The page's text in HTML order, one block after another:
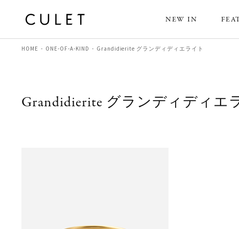
NEW IN
HOME ONE-OF-A-KIND Grandidierite グランディディエライト
Grandidierite グランディディエ